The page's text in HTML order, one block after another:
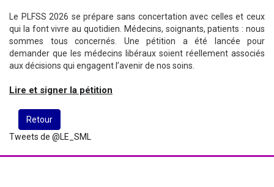
Le PLFSS 2026 se prépare sans concertation avec celles et ceux
qui la font vivre au quotidien. Médecins, soignants, patients : nous
sommes tous concernés. Une pétition a été lancée pour
demander que les médecins libéraux soient réellement associés
aux décisions qui engagent l’avenir de nos soins.
Lire et signer la pétition
Retour
Tweets de @LE_SML